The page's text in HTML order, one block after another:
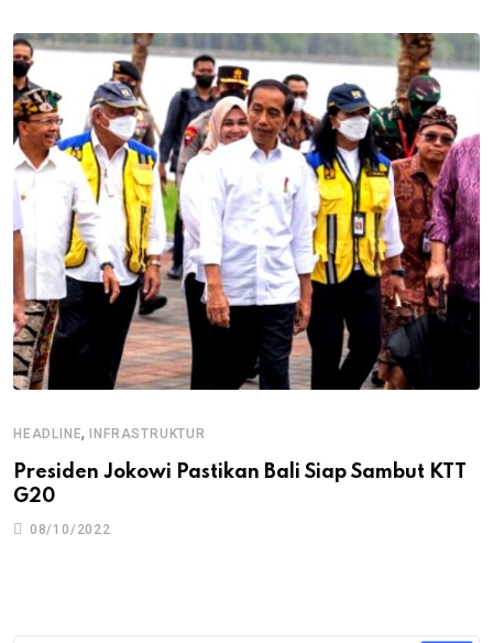
HEADLINE, INFRASTRUKTUR
Presiden Jokowi Pastikan Bali Siap Sambut KTT
G20
08/10/2022